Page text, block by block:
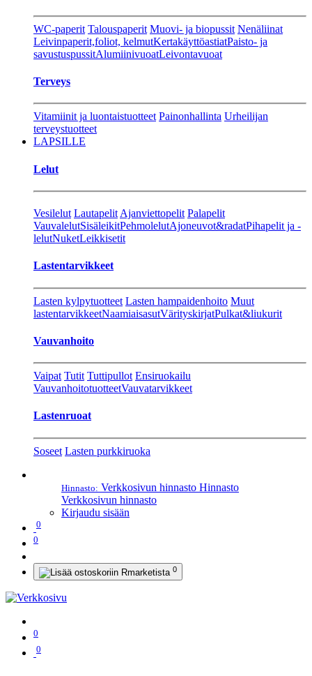
WC-paperit Talouspaperit Muovi- ja biopussit Nenäliinat
Leivinpaperit,foliot, kelmutKertakäyttöastiatPaisto- ja
savustuspussitAlumiinivuoatLeivontavuoat
Terveys
Vitamiinit ja luontaistuotteet Painonhallinta Urheilijan
terveystuotteet
LAPSILLE
Lelut
Vesilelut Lautapelit Ajanviettopelit Palapelit
VauvalelutSisäleikitPehmolelutAjoneuvot&radatPihapelit ja -
lelutNuketLeikkisetit
Lastentarvikkeet
Lasten kylpytuotteet Lasten hampaidenhoito Muut
lastentarvikkeetNaamiaisasutVärityskirjatPulkat&liukurit
Vauvanhoito
Vaipat Tutit Tuttipullot Ensiruokailu
VauvanhoitotuotteetVauvatarvikkeet
Lastenruoat
Soseet Lasten purkkiruoka
Hinnasto: Verkkosivun hinnasto Hinnasto
Verkkosivun hinnasto
Kirjaudu sisään
0
0
0
0
0